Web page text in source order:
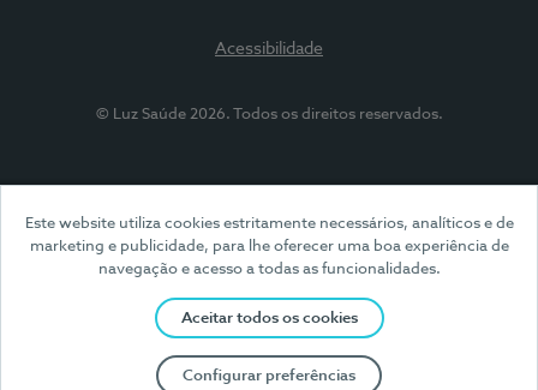
Este website utiliza cookies estritamente necessários, analíticos e de
marketing e publicidade, para lhe oferecer uma boa experiência de
navegação e acesso a todas as funcionalidades.
Aceitar todos os cookies
Configurar preferências
Acessibilidade
© Luz Saúde 2026. Todos os direitos reservados.